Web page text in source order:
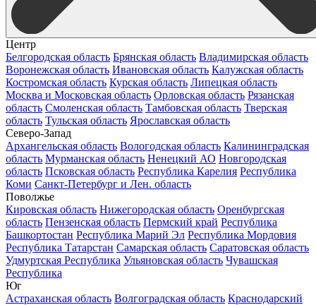
Центр
Белгородская область Брянская область Владимирская область
Воронежская область Ивановская область Калужская область
Костромская область Курская область Липецкая область
Москва и Московская область Орловская область Рязанская
область Смоленская область Тамбовская область Тверская
область Тульская область Ярославская область
Северо-Запад
Архангельская область Вологодская область Калининградская
область Мурманская область Ненецкий АО Новгородская
область Псковская область Республика Карелия Республика
Коми Санкт-Петербург и Лен. область
Поволжье
Кировская область Нижегородская область Оренбургская
область Пензенская область Пермский край Республика
Башкортостан Республика Марий Эл Республика Мордовия
Республика Татарстан Самарская область Саратовская область
Удмуртская Республика Ульяновская область Чувашская
Республика
Юг
Астраханская область Волгоградская область Краснодарский